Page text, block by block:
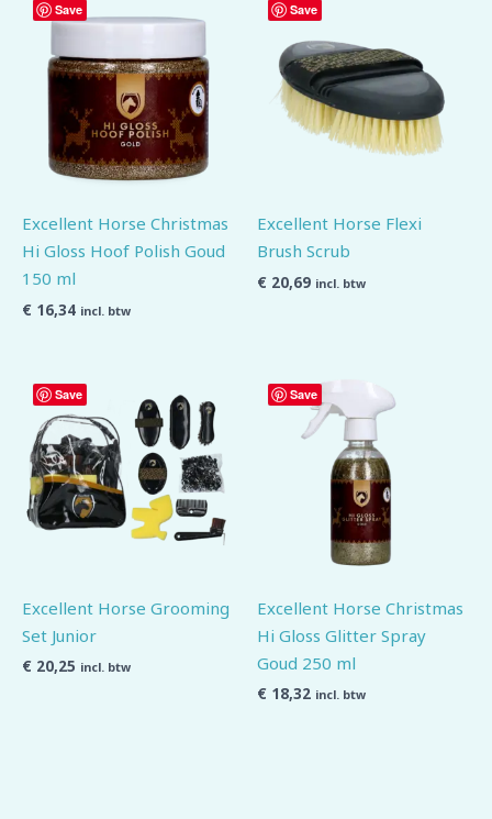
Save
Excellent Horse Christmas
Hi Gloss Hoof Polish Goud
150 ml
€ 16,34 incl. btw
Save
Excellent Horse Flexi
Brush Scrub
€ 20,69 incl. btw
Save
Excellent Horse Grooming
Set Junior
€ 20,25 incl. btw
Save
Excellent Horse Christmas
Hi Gloss Glitter Spray
Goud 250 ml
€ 18,32 incl. btw